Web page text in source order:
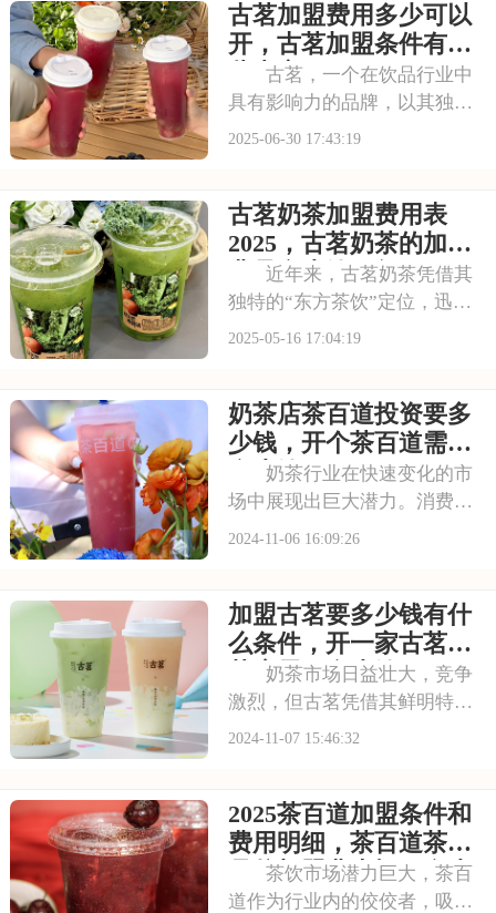
自己的店铺注入活力。品牌效
应不仅能吸引更多的顾客，还
能提升店铺的知名度
古茗加盟费用多少可以
开，古茗加盟条件有哪
些内容
古茗，一个在饮品行业中
具有影响力的品牌，以其独特
的品牌理念和卓越的产品品
式，其产品系列丰富多样，既
有传统的奶茶系列，又有创新
的水果茶、气泡水等系列
2025-06-30 17:43:19
古茗奶茶加盟费用表
2025，古茗奶茶的加盟
费是多少钱一年
近年来，古茗奶茶凭借其
独特的“东方茶饮”定位，迅速
占领市场，成为消费者心目中
艺，确保了每一杯古茗奶茶都
拥有卓越的口感和品质。古茗
的品牌影响力与日
2025-05-16 17:04:19
奶茶店茶百道投资要多
少钱，开个茶百道需要
多少钱
奶茶行业在快速变化的市
场中展现出巨大潜力。消费者
对于奶茶的口味、配料、包装
势，在激烈的市场竞争中脱颖
而出。茶百道拥有丰富的产品
线，涵盖多种口味和
2024-11-06 16:09:26
加盟古茗要多少钱有什
么条件，开一家古茗奶
茶店需要多少钱
奶茶市场日益壮大，竞争
激烈，但古茗凭借其鲜明特色
和卓越品质，始终占据一席之
品。古茗的奶茶口感醇厚，加
盟古茗，共享品牌魅力与市场
份额。分享点关于加
2024-11-07 15:46:32
2025茶百道加盟条件和
费用明细，茶百道茶饮
品牌加盟费大概要多少
茶饮市场潜力巨大，茶百
道作为行业内的佼佼者，吸引